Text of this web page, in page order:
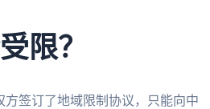
限？
签订了地域限制协议，只能向中